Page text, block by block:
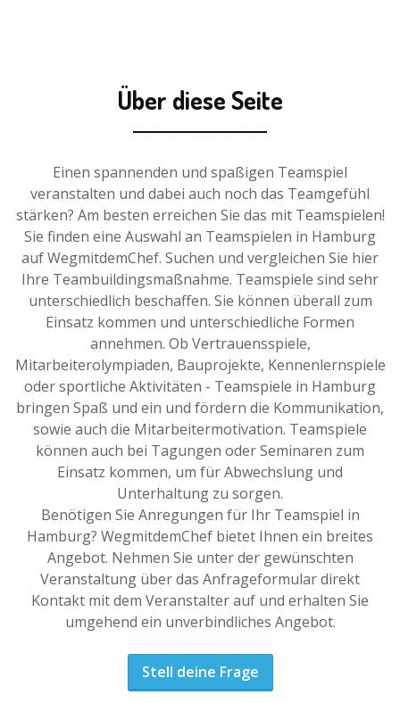
Über diese Seite
Einen spannenden und spaßigen Teamspiel
veranstalten und dabei auch noch das Teamgefühl
stärken? Am besten erreichen Sie das mit Teamspielen!
Sie finden eine Auswahl an Teamspielen in Hamburg
auf WegmitdemChef. Suchen und vergleichen Sie hier
Ihre Teambuildingsmaßnahme. Teamspiele sind sehr
unterschiedlich beschaffen. Sie können überall zum
Einsatz kommen und unterschiedliche Formen
annehmen. Ob Vertrauensspiele,
Mitarbeiterolympiaden, Bauprojekte, Kennenlernspiele
oder sportliche Aktivitäten - Teamspiele in Hamburg
bringen Spaß und ein und fördern die Kommunikation,
sowie auch die Mitarbeitermotivation. Teamspiele
können auch bei Tagungen oder Seminaren zum
Einsatz kommen, um für Abwechslung und
Unterhaltung zu sorgen.
Benötigen Sie Anregungen für Ihr Teamspiel in
Hamburg? WegmitdemChef bietet Ihnen ein breites
Angebot. Nehmen Sie unter der gewünschten
Veranstaltung über das Anfrageformular direkt
Kontakt mit dem Veranstalter auf und erhalten Sie
umgehend ein unverbindliches Angebot.
Stell deine Frage